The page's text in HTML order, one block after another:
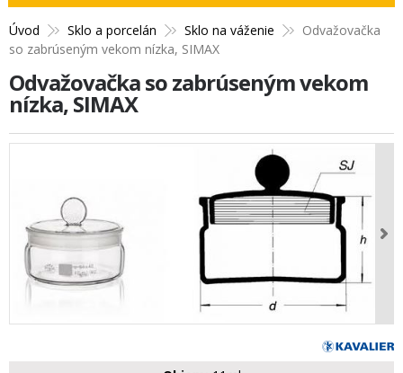
Úvod Sklo a porcelán Sklo na váženie
Odvažovačka
so zabrúseným vekom nízka, SIMAX
Odvažovačka so zabrúseným vekom
nízka, SIMAX